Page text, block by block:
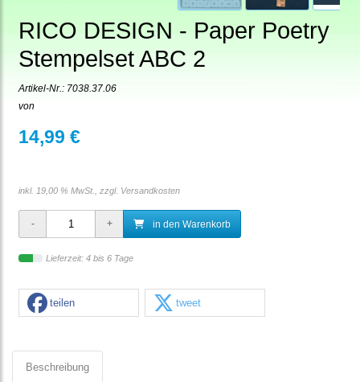
RICO DESIGN - Paper Poetry
Stempelset ABC 2
Artikel-Nr.: 7038.37.06
von
14,99 €
inkl. 19,00 % MwSt., zzgl. Versandkosten
in den Warenkorb
Lieferzeit: 4 bis 6 Tage
teilen tweet
Beschreibung